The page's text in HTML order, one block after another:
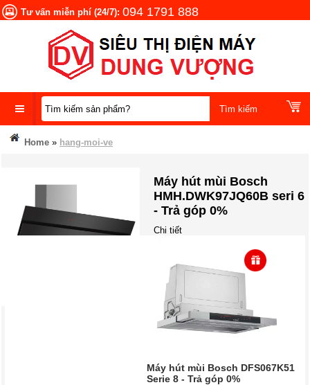
Tư vấn miễn phí (24/7): 094 1791 888
DANH
MỤC
Home » hang-moi-ve
Máy hút mùi Bosch
HMH.DWK97JQ60B seri 6
- Trả góp 0%
Chi tiết
Máy hút mùi Bosch DFS067K51
Serie 8 - Trả góp 0%